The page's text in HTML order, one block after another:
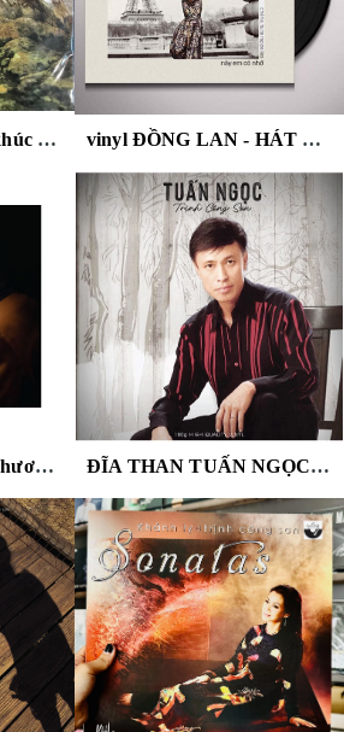
Tuổi đá buồn - Tình khúc Trịnh Công Sơn vinyl ĐỒNG LAN - HÁT TRỊNH CÔNG SƠN - NÀY EM CÓ NHỚ
vinyl Quang Dũng - Thương Một Người ( Tình Khúc Trịnh Công Sơn ) ĐĨA THAN TUẤN NGỌC - TRỊNH CÔNG SƠN